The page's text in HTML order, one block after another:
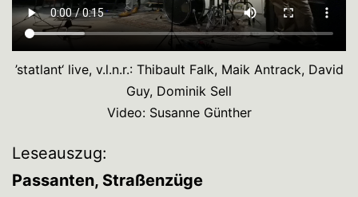
’statlant‘ live, v.l.n.r.: Thibault Falk, Maik Antrack, David
Guy, Dominik Sell
Video: Susanne Günther
Leseauszug:
Passanten, Straßenzüge